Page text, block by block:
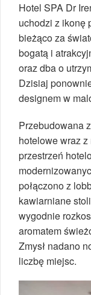
Hotel SPA Dr
uchodzi z ikonę
bieżąco za
bogatą i
oraz dba o
Dzisiaj
designem w
Przebudowana
hotelowe wraz
przestrzeń
połączono z
kawiarniane
wygodnie
aromatem
Zmysł nadano
liczbę miejsc.